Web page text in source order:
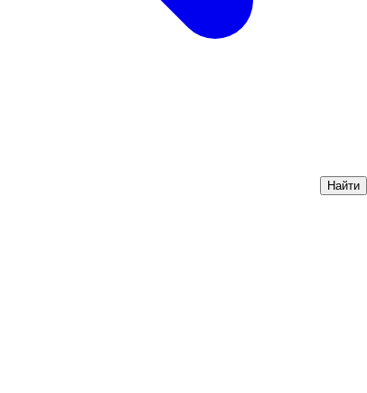
Найти